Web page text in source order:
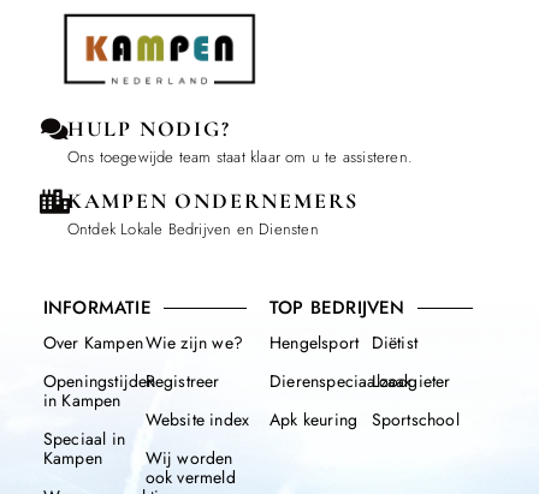
HULP NODIG?
Ons toegewijde team staat klaar om u te assisteren.
KAMPEN ONDERNEMERS
Ontdek Lokale Bedrijven en Diensten
INFORMATIE
Over Kampen
Openingstijden
in Kampen
Speciaal in
Kampen
Wie zijn we?
Registreer
Website index
Wij worden
ook vermeld
TOP BEDRIJVEN
Hengelsport
Dierenspeciaalzaak
Apk keuring
Diëtist
Loodgieter
Sportschool